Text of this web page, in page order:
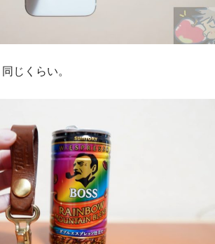
じくらい。